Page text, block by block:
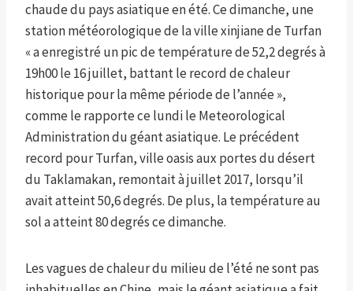
chaude du pays asiatique en été. Ce dimanche, une
station météorologique de la ville xinjiane de Turfan
« a enregistré un pic de température de 52,2 degrés à
19h00 le 16 juillet, battant le record de chaleur
historique pour la même période de l’année »,
comme le rapporte ce lundi le Meteorological
Administration du géant asiatique. Le précédent
record pour Turfan, ville oasis aux portes du désert
du Taklamakan, remontait à juillet 2017, lorsqu’il
avait atteint 50,6 degrés. De plus, la température au
sol a atteint 80 degrés ce dimanche.
Les vagues de chaleur du milieu de l’été ne sont pas